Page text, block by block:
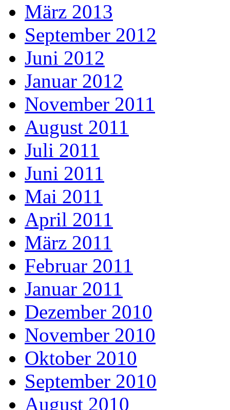
März 2013
September 2012
Juni 2012
Januar 2012
November 2011
August 2011
Juli 2011
Juni 2011
Mai 2011
April 2011
März 2011
Februar 2011
Januar 2011
Dezember 2010
November 2010
Oktober 2010
September 2010
August 2010